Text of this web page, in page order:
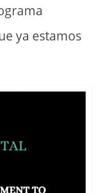
ya estamos